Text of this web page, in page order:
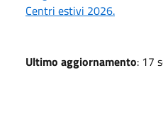
Centri estivi 2026.
Ultimo aggiornamento: 17